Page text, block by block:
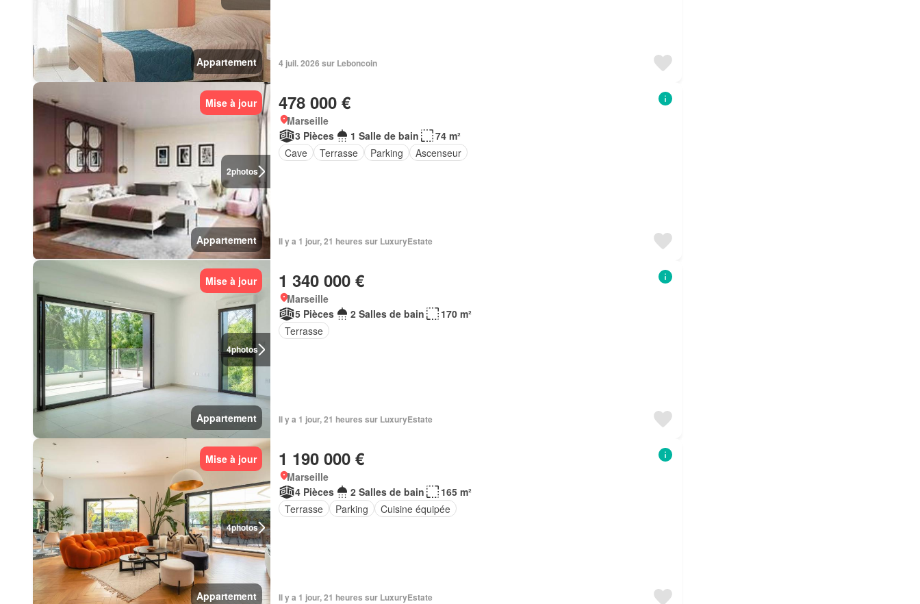
Appartement 4 juil. 2026 sur Leboncoin
2photos
Mise à jour
Appartement
478 000 €
Marseille
3 Pièces
1 Salle de bain
74 m²
Cave
Terrasse Parking Ascenseur
Il y a 1 jour, 21 heures sur LuxuryEstate
4photos
Mise à jour
Appartement
1 340 000 €
Marseille
5 Pièces
2 Salles de bain
170 m²
Terrasse
Il y a 1 jour, 21 heures sur LuxuryEstate
4photos
Mise à jour
Appartement
1 190 000 €
Marseille
4 Pièces
2 Salles de bain
165 m²
Terrasse
Parking Cuisine équipée
Il y a 1 jour, 21 heures sur LuxuryEstate